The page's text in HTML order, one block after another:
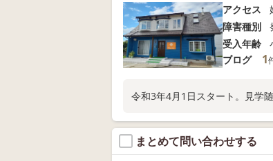
アクセス
障害種別
受入年齢
ブログ
1
令和3年4月1日スタート。見学
まとめて問い合わせする